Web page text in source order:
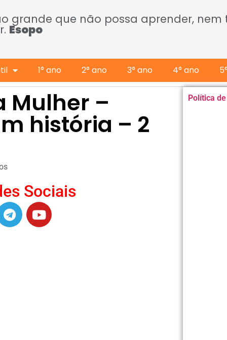
grande que não possa aprender,
Esopo
1° ano 2° ano 3° ano 4° ano
Mulher –
história – 2
Sociais
Política